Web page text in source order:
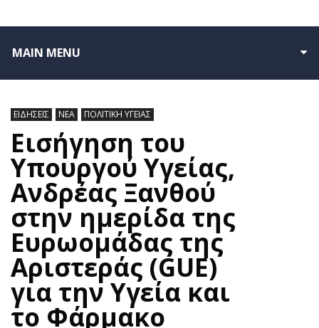
MAIN MENU
ΕΙΔΗΣΕΙΣ ΝΕΑ ΠΟΛΙΤΙΚΗ ΥΓΕΙΑΣ
Εισήγηση του
Υπουργού Υγείας,
Ανδρέας Ξανθού
στην ημερίδα της
Eυρωομάδας της
Αριστεράς (GUE)
για την Υγεία και
το Φάρμακο